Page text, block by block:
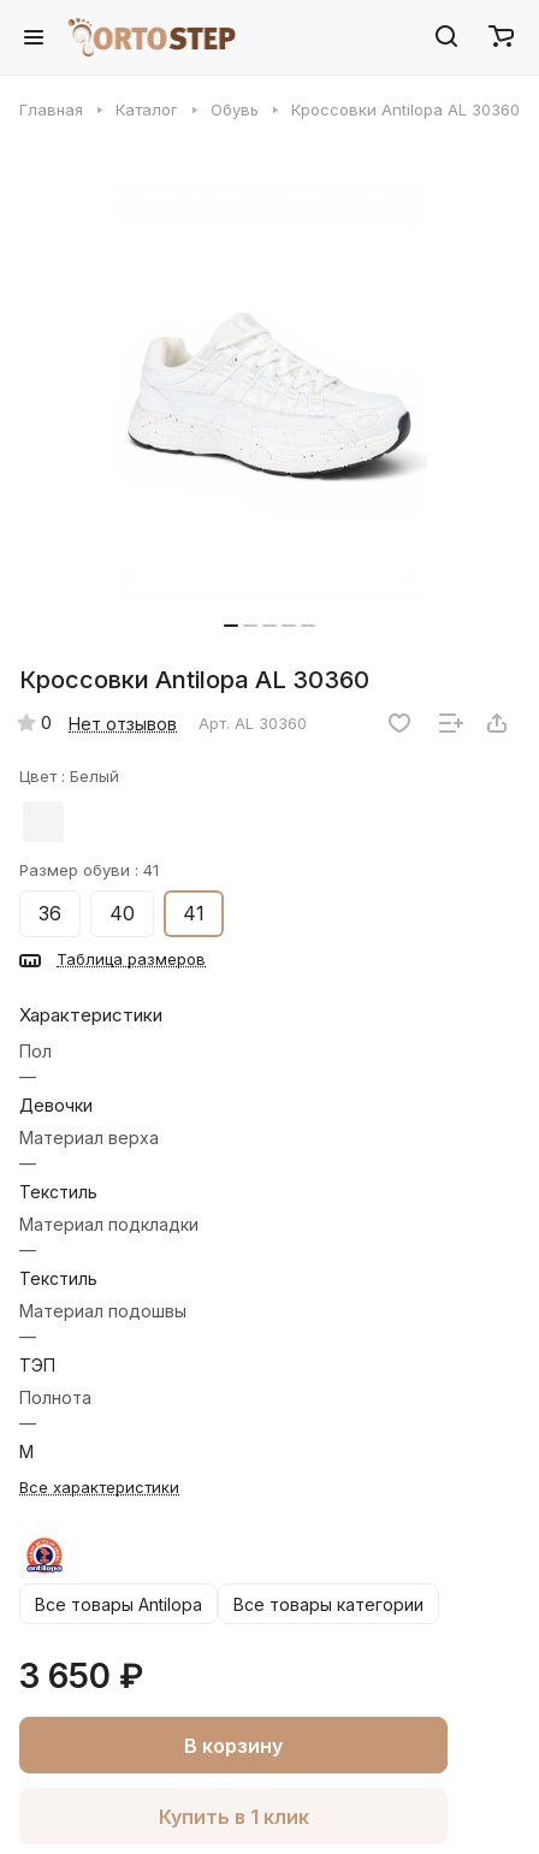
Главная Каталог Обувь Кроссовки Antilopa AL 30360
Кроссовки Antilopa AL 30360
0 Нет отзывов Арт. AL 30360
Цвет : Белый
Размер обуви : 41
36 40 41
Таблица размеров
Характеристики
Пол
—
Девочки
Материал верха
—
Текстиль
Материал подкладки
—
Текстиль
Материал подошвы
—
ТЭП
Полнота
—
М
Все характеристики
Все товары Аntilopa Все товары категории
3 650 ₽
В корзину
Купить в 1 клик